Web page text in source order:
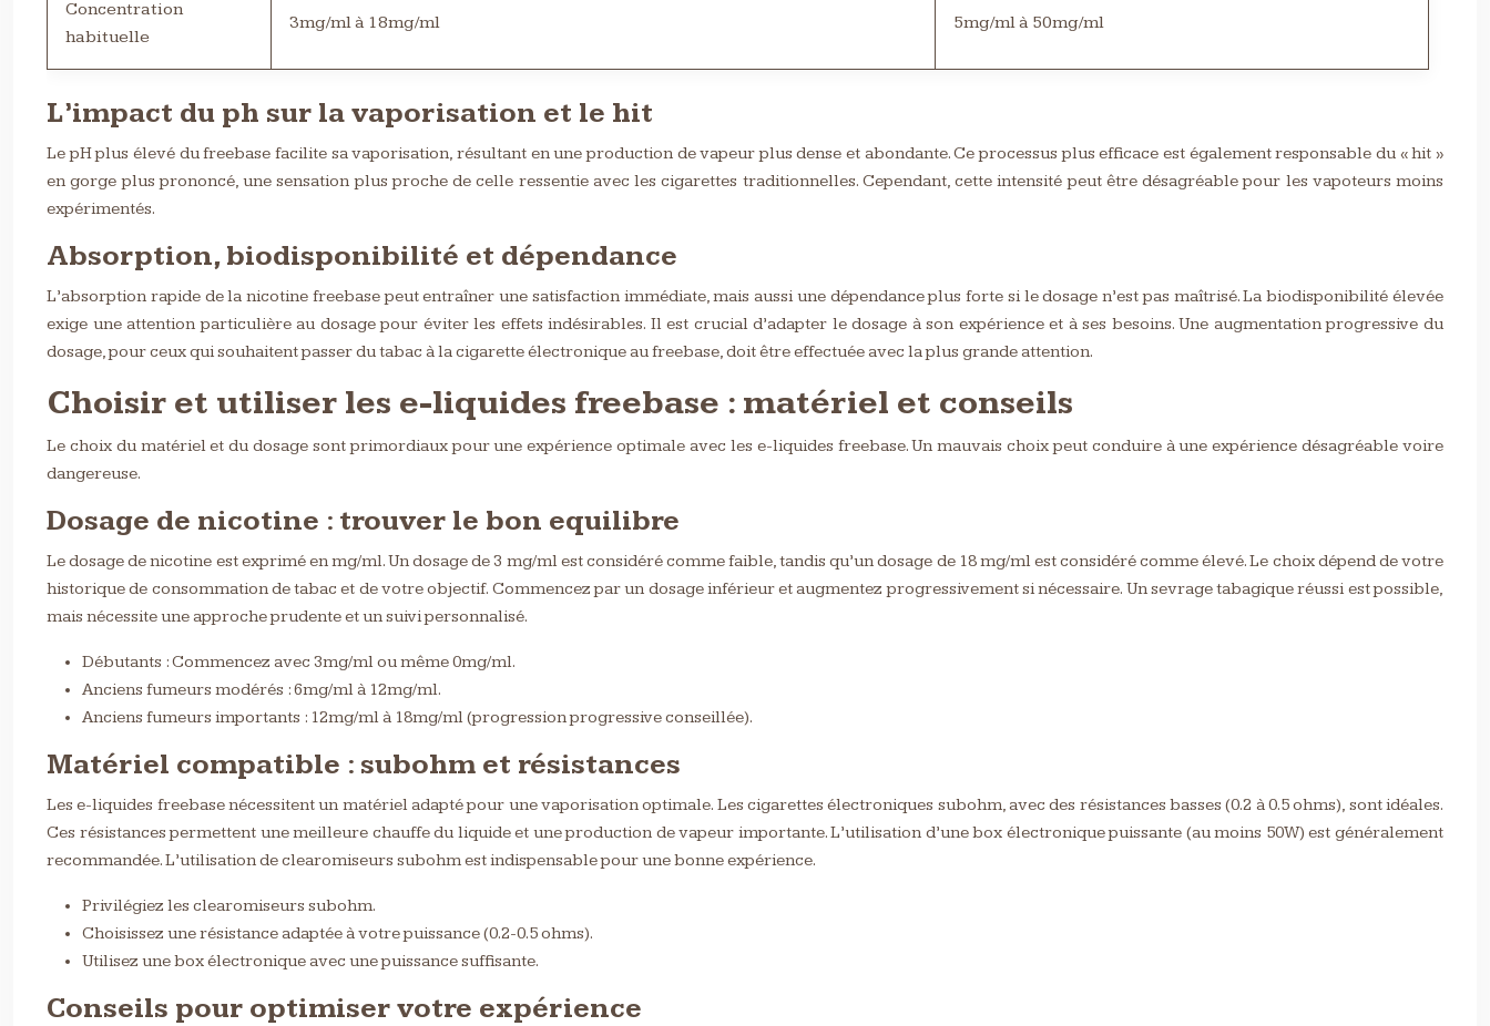
Concentration
habituelle
3mg/ml à 18mg/ml 5mg/ml à 50mg/ml
L’impact du ph sur la vaporisation et le hit
Le pH plus élevé du freebase facilite sa vaporisation, résultant en une production de vapeur plus dense et abondante. Ce processus plus efficace est également responsable du « hit »
en gorge plus prononcé, une sensation plus proche de celle ressentie avec les cigarettes traditionnelles. Cependant, cette intensité peut être désagréable pour les vapoteurs moins
expérimentés.
Absorption, biodisponibilité et dépendance
L’absorption rapide de la nicotine freebase peut entraîner une satisfaction immédiate, mais aussi une dépendance plus forte si le dosage n’est pas maîtrisé. La biodisponibilité élevée
exige une attention particulière au dosage pour éviter les effets indésirables. Il est crucial d’adapter le dosage à son expérience et à ses besoins. Une augmentation progressive du
dosage, pour ceux qui souhaitent passer du tabac à la cigarette électronique au freebase, doit être effectuée avec la plus grande attention.
Choisir et utiliser les e-liquides freebase : matériel et conseils
Le choix du matériel et du dosage sont primordiaux pour une expérience optimale avec les e-liquides freebase. Un mauvais choix peut conduire à une expérience désagréable voire
dangereuse.
Dosage de nicotine : trouver le bon equilibre
Le dosage de nicotine est exprimé en mg/ml. Un dosage de 3 mg/ml est considéré comme faible, tandis qu’un dosage de 18 mg/ml est considéré comme élevé. Le choix dépend de votre
historique de consommation de tabac et de votre objectif. Commencez par un dosage inférieur et augmentez progressivement si nécessaire. Un sevrage tabagique réussi est possible,
mais nécessite une approche prudente et un suivi personnalisé.
Débutants : Commencez avec 3mg/ml ou même 0mg/ml.
Anciens fumeurs modérés : 6mg/ml à 12mg/ml.
Anciens fumeurs importants : 12mg/ml à 18mg/ml (progression progressive conseillée).
Matériel compatible : subohm et résistances
Les e-liquides freebase nécessitent un matériel adapté pour une vaporisation optimale. Les cigarettes électroniques subohm, avec des résistances basses (0.2 à 0.5 ohms), sont idéales.
Ces résistances permettent une meilleure chauffe du liquide et une production de vapeur importante. L’utilisation d’une box électronique puissante (au moins 50W) est généralement
recommandée. L’utilisation de clearomiseurs subohm est indispensable pour une bonne expérience.
Privilégiez les clearomiseurs subohm.
Choisissez une résistance adaptée à votre puissance (0.2-0.5 ohms).
Utilisez une box électronique avec une puissance suffisante.
Conseils pour optimiser votre expérience